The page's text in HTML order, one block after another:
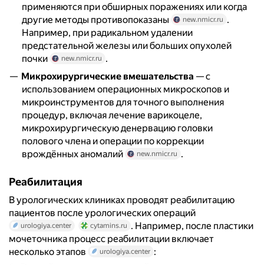
применяются при обширных поражениях или когда
другие методы противопоказаны
new.nmicr.ru .
Например, при радикальном удалении
предстательной железы или больших опухолей
почки
new.nmicr.ru .
Микрохирургические вмешательства — с
использованием операционных микроскопов и
микроинструментов для точного выполнения
процедур, включая лечение варикоцеле,
микрохирургическую денервацию головки
полового члена и операции по коррекции
врождённых аномалий
new.nmicr.ru .
Реабилитация
В урологических клиниках проводят реабилитацию
пациентов после урологических операций
urologiya.center cytamins.ru . Например, после пластики
мочеточника процесс реабилитации включает
несколько этапов
urologiya.center :